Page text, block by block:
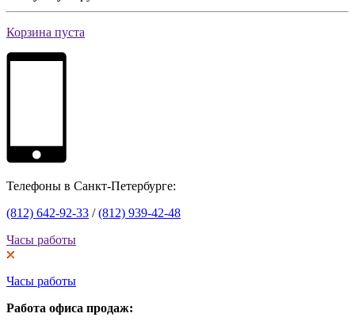
Корзина пуста
Телефоны в Санкт-Петербурге:
(812) 642-92-33 /(812) 939-42-48
Часы работы
Часы работы
Работа офиса продаж: